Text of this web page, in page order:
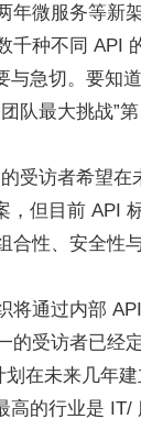
年微服务等新
千种不同 API
与急切。要知
队最大挑战”第
受访者希望在
，但目前 API
合性、安全性
将通过内部
的受访者已经
在未来几年建
高的行业是 IT/